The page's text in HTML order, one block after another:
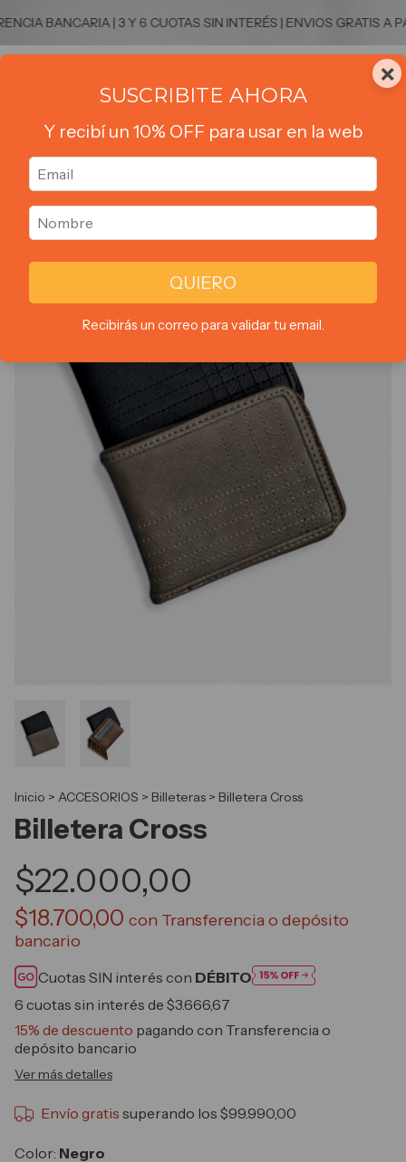
BANCARIA | 3 Y 6 CUOTAS SIN INTERÉS | ENVIOS GRATIS A
0
1/2
Inicio > ACCESORIOS > Billeteras > Billetera Cross
Billetera Cross
$22.000,00
$18.700,00 con Transferencia o depósito
bancario
Cuotas SIN interés con DÉBITO
6 cuotas sin interés de $3.666,67
15% de descuento pagando con Transferencia o
depósito bancario
Ver más detalles
Envío gratis superando los$99.990,00
Color: Negro
×
SUSCRIBITE AHORA
Y recibí un 10% OFF para usar en la web
QUIERO
Recibirás un correo para validar tu email.